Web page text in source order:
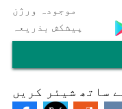
موجودہ ورژن
پیشکش بذریعہ